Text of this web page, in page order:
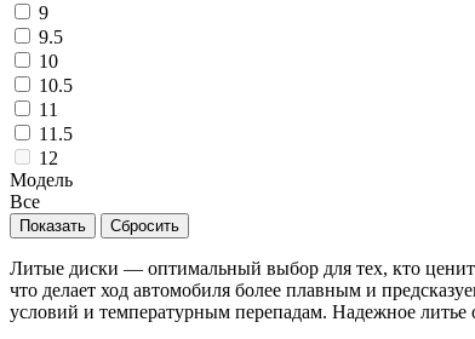
9
9.5
10
10.5
11
11.5
12
Модель
Все
Литые диски — оптимальный выбор для тех, кто ценит
что делает ход автомобиля более плавным и
условий и температурным перепадам. Надежное